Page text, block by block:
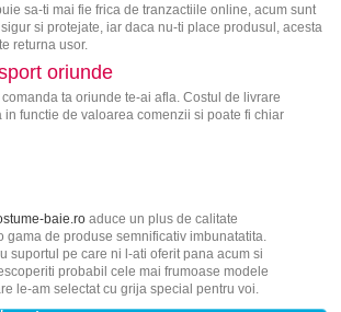
sa-ti mai fie frica de tranzactiile online, acum sunt
si protejate, iar daca nu-ti place produsul, acesta
returna usor.
oriunde
comanda ta oriunde te-ai afla. Costul de livrare
in functie de valoarea comenzii si poate fi chiar
baie.roaduce un plus de calitate
gama de produse semnificativ imbunatatita.
suportul pe care ni l-ati oferit pana acum si
probabil cele mai frumoase modele
le-am selectat cu grija special pentru voi.